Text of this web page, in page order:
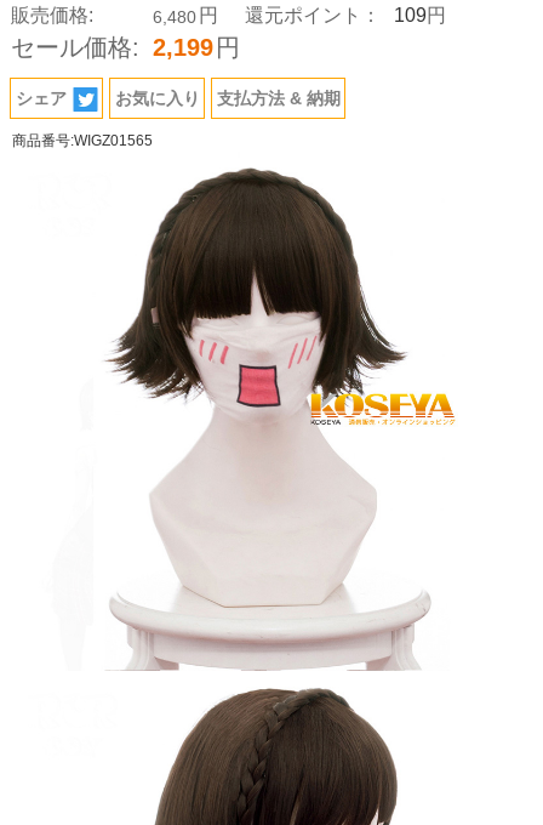
販売価格:
6,480 円 還元ポイント： 109円
セール価格: 2,199 円
シェア お気に入り 支払方法 & 納期
商品番号:WIGZ01565